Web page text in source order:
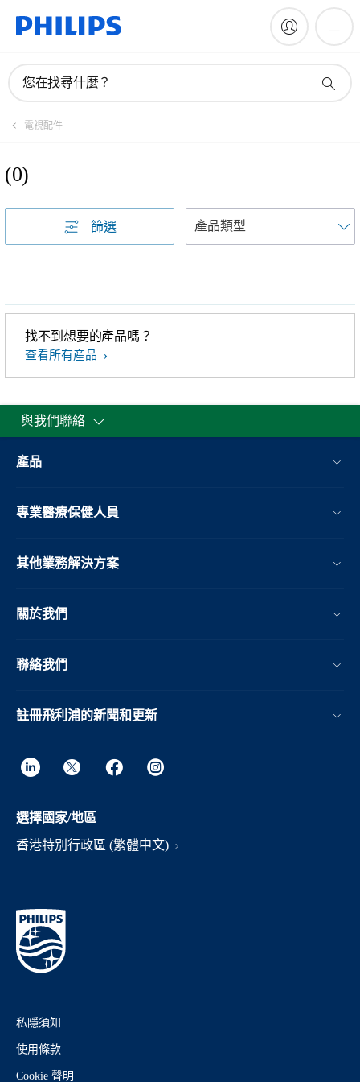
您在找尋什麼？
電視配件
(0)
篩選
找不到想要的產品嗎？
查看所有産品
與我們聯絡
產品
專業醫療保健人員
其他業務解決方案​
關於我們
聯絡我們
註冊飛利浦的新聞和更新
選擇國家/地區
香港特別行政區 (繁體中文)
私隱須知
使用條款
Cookie 聲明